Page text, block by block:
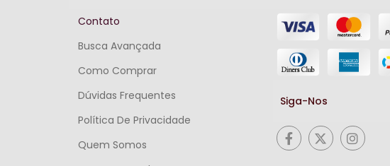
Contato
Busca Avançada
Como Comprar
Dúvidas Frequentes
Política De Privacidade
Quem Somos
Siga-Nos